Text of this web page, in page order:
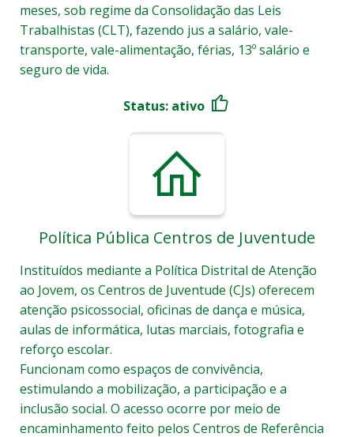
meses, sob regime da Consolidação das Leis
Trabalhistas (CLT), fazendo jus a salário, vale-
transporte, vale-alimentação, férias, 13º salário e
seguro de vida.
Status: ativo
Política Pública Centros de Juventude
Instituídos mediante a Política Distrital de Atenção
ao Jovem, os Centros de Juventude (CJs) oferecem
atenção psicossocial, oficinas de dança e música,
aulas de informática, lutas marciais, fotografia e
reforço escolar.
Funcionam como espaços de convivência,
estimulando a mobilização, a participação e a
inclusão social. O acesso ocorre por meio de
encaminhamento feito pelos Centros de Referência